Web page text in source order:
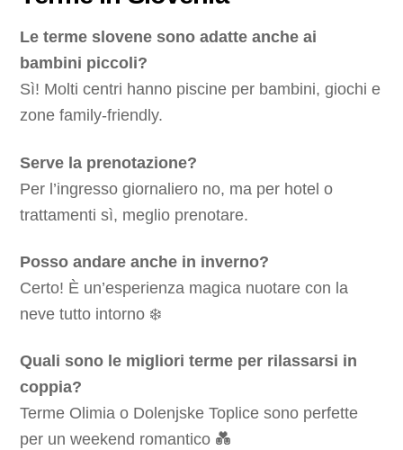
Le terme slovene sono adatte anche ai
bambini piccoli?
Sì! Molti centri hanno piscine per bambini, giochi e
zone family-friendly.
Serve la prenotazione?
Per l’ingresso giornaliero no, ma per hotel o
trattamenti sì, meglio prenotare.
Posso andare anche in inverno?
Certo! È un’esperienza magica nuotare con la
neve tutto intorno ❄️
Quali sono le migliori terme per rilassarsi in
coppia?
Terme Olimia o Dolenjske Toplice sono perfette
per un weekend romantico 💑